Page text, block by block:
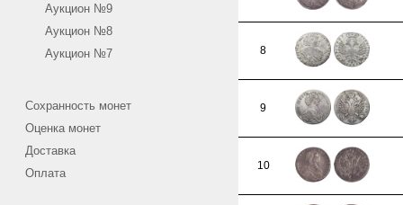
Аукцион №9
Аукцион №8
Аукцион №7
Сохранность монет
Оценка монет
Доставка
Оплата
8
9
10